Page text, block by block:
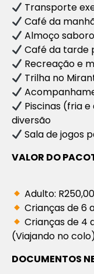
Transporte
Café da
Almoço
Café da tarde
Recreação e
Trilha no
Piscinas (fria
diversão
Sala de jogos
VALOR DO
Adulto: R250,00
Crianças de 6
Crianças de 4
(Viajando no
DOCUMENTOS